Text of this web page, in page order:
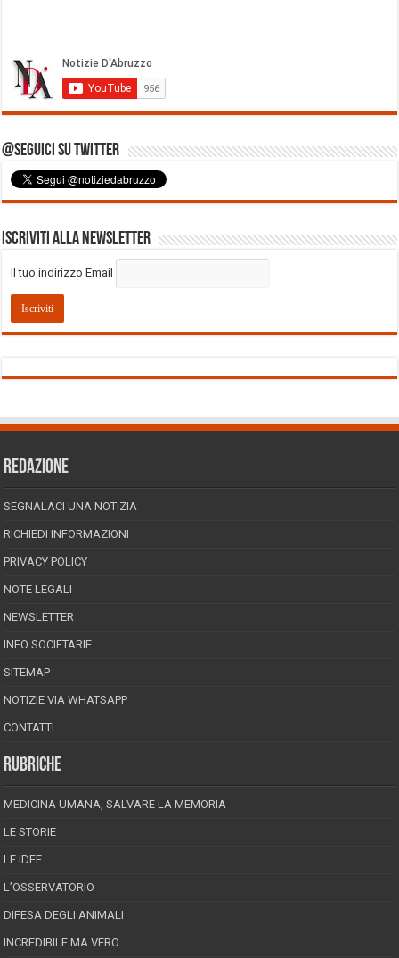
@Seguici su Twitter
Iscriviti alla Newsletter
Il tuo indirizzo Email
REDAZIONE
SEGNALACI UNA NOTIZIA
RICHIEDI INFORMAZIONI
PRIVACY POLICY
NOTE LEGALI
NEWSLETTER
INFO SOCIETARIE
SITEMAP
NOTIZIE VIA WHATSAPP
CONTATTI
RUBRICHE
MEDICINA UMANA, SALVARE LA MEMORIA
LE STORIE
LE IDEE
L’OSSERVATORIO
DIFESA DEGLI ANIMALI
INCREDIBILE MA VERO